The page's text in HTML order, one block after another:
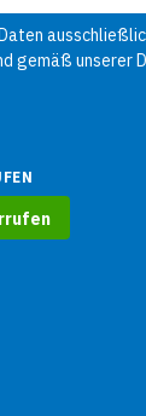
gemäß unserer